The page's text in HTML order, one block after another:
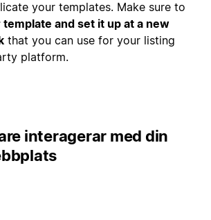
your templates. Make sure to
and set it up at a new
that you can use for your listing
platform.
interagerar med din